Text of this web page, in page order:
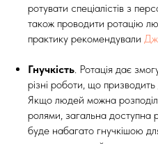
ротувати спеціалістів з
також проводити ротацію
практику рекомендували
Гнучкість . Ротація дає
різні роботи, що призводить
Якщо людей можна
ролями, загальна доступна
буде набагато гнучкішою